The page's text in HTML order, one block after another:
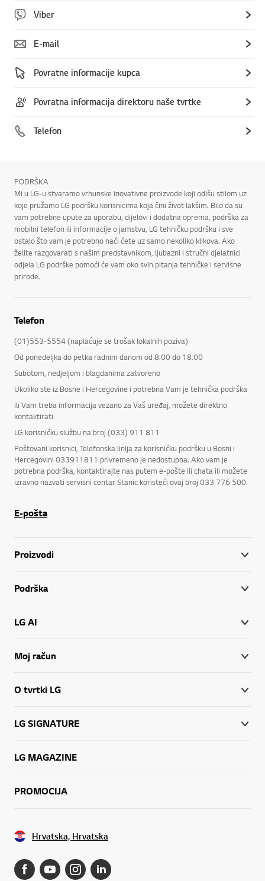
Viber
E-mail
Povratne informacije kupca
Povratna informacija direktoru naše tvrtke
Telefon
PODRŠKA
Mi u LG-u stvaramo vrhunske inovativne proizvode koji odišu stilom uz
koje pružamo LG podršku korisnicima koja čini život lakšim. Bilo da su
vam potrebne upute za uporabu, dijelovi i dodatna oprema, podrška za
mobilni telefon ili informacije o jamstvu, LG tehničku podršku i sve
ostalo što vam je potrebno naći ćete uz samo nekoliko klikova. Ako
želite razgovarati s našim predstavnikom, ljubazni i stručni djelatnici
odjela LG podrške pomoći će vam oko svih pitanja tehničke i servisne
prirode.
Telefon
(01)553-5554 (naplaćuje se trošak lokalnih poziva)
Od ponedeljka do petka radnim danom od 8:00 do 18:00
Subotom, nedjeljom i blagdanima zatvoreno
Ukoliko ste iz Bosne i Hercegovine i potrebna Vam je tehnička podrška
ili Vam treba informacija vezano za Vaš uređaj, možete direktno
kontaktirati
LG korisničku službu na broj (033) 911 811
Poštovani korisnici, Telefonska linija za korisničku podršku u Bosni i
Hercegovini 033911811 privremeno je nedostupna. Ako vam je
potrebna podrška, kontaktirajte nas putem e-pošte ili chata ili možete
izravno nazvati servisni centar Stanic koristeći ovaj broj 033 776 500.
E-pošta
Proizvodi
Podrška
LG AI
Moj račun
O tvrtki LG
LG SIGNATURE
LG MAGAZINE
PROMOCIJA
Hrvatska, Hrvatska